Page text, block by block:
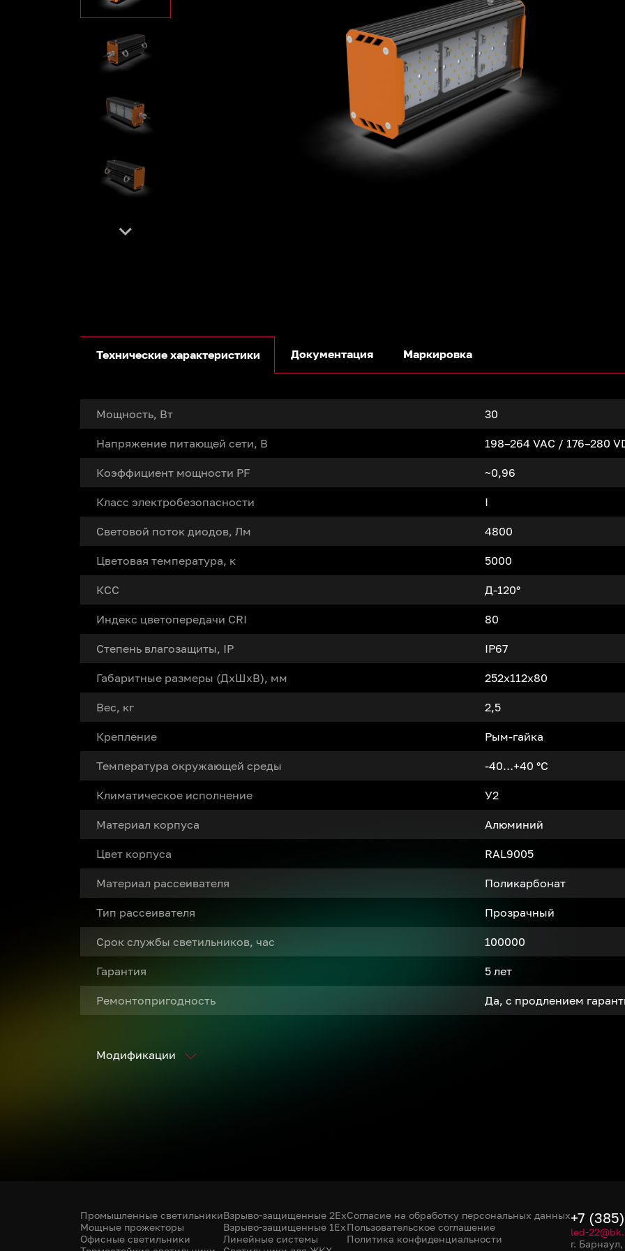
Технические характеристики Документация Маркировка
Мощность, Вт 30
Напряжение питающей сети, В 198–264 VAC / 176–280
Коэффициент мощности PF ~0,96
Класс электробезопасности I
Световой поток диодов, Лм 4800
Цветовая температура, к 5000
КСС Д-120°
Индекс цветопередачи CRI 80
Степень влагозащиты, IP IP67
Габаритные размеры (ДxШxВ), мм 252x112x80
Вес, кг 2,5
Крепление Рым-гайка
Температура окружающей среды -40…+40 °С
Климатическое исполнение У2
Материал корпуса Алюминий
Цвет корпуса RAL9005
Материал рассеивателя Поликарбонат
Тип рассеивателя Прозрачный
Срок службы светильников, час 100000
Гарантия 5 лет
Ремонтопригодность Да, с продлением
Модификации
Промышленные светильники
Мощные прожекторы
Офисные светильники
Взрыво-защищенные 2Ex
Взрыво-защищенные 1Ex
Линейные системы
Согласие на обработку персональных данных
Пользовательское соглашение
Политика конфиденциальности
+7
led-
г.